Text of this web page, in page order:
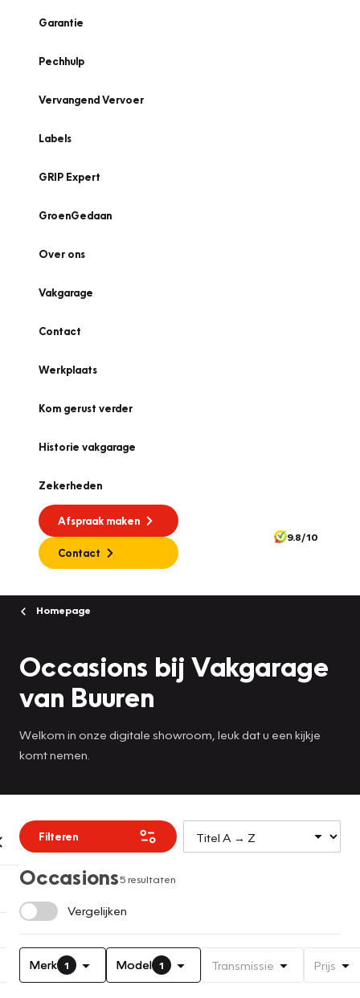
Garantie
Pechhulp
Vervangend Vervoer
Labels
GRIP Expert
GroenGedaan
Over ons
Vakgarage
Contact
Werkplaats
Kom gerust verder
Historie vakgarage
Zekerheden
Afspraak maken
Contact
9.8/10
Homepage
Occasions bij Vakgarage
van Buuren
Welkom in onze digitale showroom, leuk dat u een kijkje
komt nemen.
Filteren
Occasions5 resultaten
Vergelijken
Merk 1 Model 1 Transmissie Prijs